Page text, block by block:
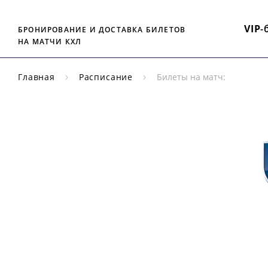
БРОНИРОВАНИЕ И ДОСТАВКА БИЛЕТОВ
НА МАТЧИ КХЛ
VIP-
Главная Расписание Билеты на матч: